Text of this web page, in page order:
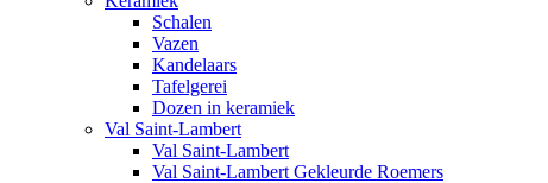
Schalen
Vazen
Kandelaars
Tafelgerei
Dozen in keramiek
Val Saint-Lambert
Val Saint-Lambert
Val Saint-Lambert Gekleurde Roemers